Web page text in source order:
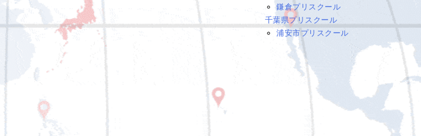
鎌倉プリスクール
千葉県プリスクール
浦安市プリスクール